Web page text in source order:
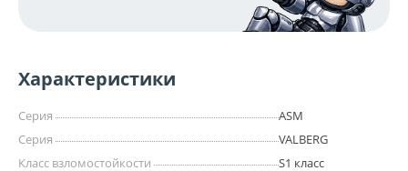
Характеристики
Серия
ASM
Серия
VALBERG
Класс взломостойкости
S1 класс